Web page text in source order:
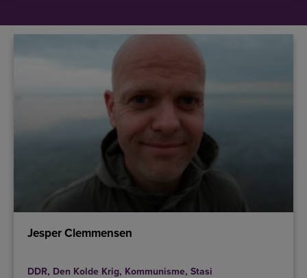
Jesper Clemmensen
DDR, Den Kolde Krig, Kommunisme, Stasi